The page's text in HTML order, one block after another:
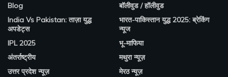
Blog
India Vs Pakistan: ताज़ा युद्ध
अपडेट्स
IPL 2025
अंतर्राष्ट्रीय
उत्तर प्रदेश न्यूज़
बॉलीवुड / हॉलीवुड
भारत-पाकिस्तान युद्ध 2025: ब्रेकिंग
न्यूज
भू-माफिया
मथुरा न्यूज़
मेरठ न्यूज़